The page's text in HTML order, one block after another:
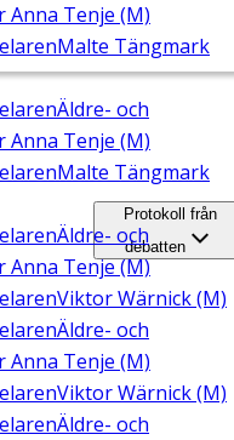
Tenje (M)
Malte Tängmark
Äldre- och
Tenje (M)
Malte Tängmark
Äldre- och
Tenje (M)
Viktor Wärnick (M)
Äldre- och
Tenje (M)
Viktor Wärnick (M)
Äldre- och
Protokoll från
debatten